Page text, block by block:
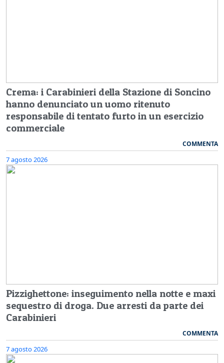
Crema: i Carabinieri della Stazione di Soncino
hanno denunciato un uomo ritenuto
responsabile di tentato furto in un esercizio
commerciale
COMMENTA
7 agosto 2026
Pizzighettone: inseguimento nella notte e maxi
sequestro di droga. Due arresti da parte dei
Carabinieri
COMMENTA
7 agosto 2026